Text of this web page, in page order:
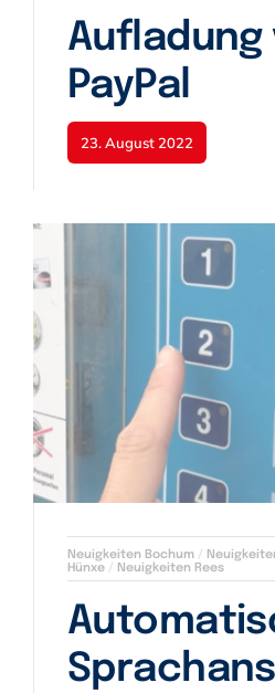
Aufladung
PayPal
23. August 2022
Neuigkeiten Bochum /
Hünxe / Neuigkeiten Rees